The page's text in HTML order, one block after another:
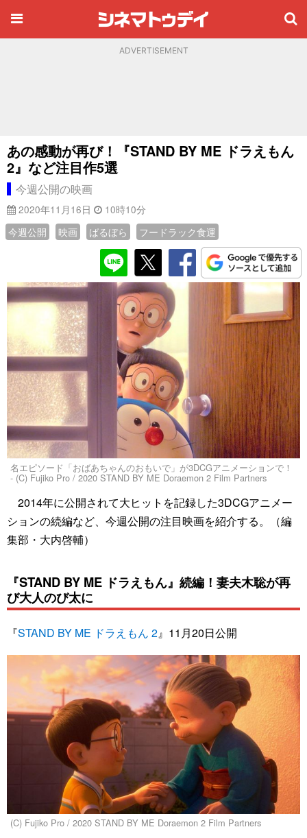
ADVERTISEMENT
あの感動が再び！『STAND BY ME ドラえもん
2』など注目作5選
今週公開の映画
2020年11月16日
10時10分
今週公開
映画 ばるぼら フードラック食運
名エピソード「おばあちゃんのおもいで」が3DCGアニメーションで！
- (C) Fujiko Pro / 2020 STAND BY ME Doraemon 2 Film Partners
2014年に公開されて大ヒットを記録した3DCGアニメー
ションの続編など、今週公開の注目映画を紹介する。（編
集部・大内啓輔）
『STAND BY ME ドラえもん』続編！妻夫木聡が再
び大人のび太に
『STAND BY ME ドラえもん 2』11月20日公開
(C) Fujiko Pro / 2020 STAND BY ME Doraemon 2 Film Partners